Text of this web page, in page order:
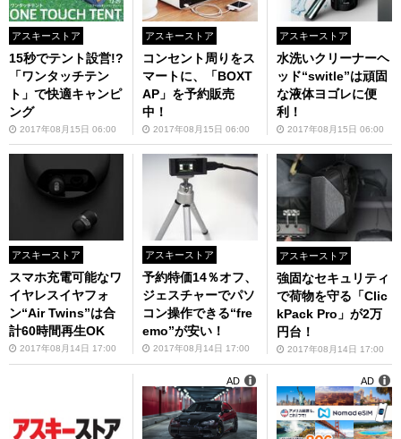
アスキーストア
15秒でテント設営!?
「ワンタッチテン
ト」で快適キャンピ
ング
2017年08月15日 06:00
アスキーストア
コンセント周りをス
マートに、「BOXT
AP」を予約販売
中！
2017年08月15日 06:00
アスキーストア
水洗いクリーナーヘ
ッド“switle”は頑固
な液体ヨゴレに便
利！
2017年08月15日 06:00
アスキーストア
スマホ充電可能なワ
イヤレスイヤフォ
ン“Air Twins”は合
計60時間再生OK
2017年08月14日 17:00
アスキーストア
予約特価14％オフ、
ジェスチャーでパソ
コン操作できる“fre
emo”が安い！
2017年08月14日 17:00
アスキーストア
強固なセキュリティ
で荷物を守る「Clic
kPack Pro」が2万
円台！
2017年08月14日 17:00
AD AD